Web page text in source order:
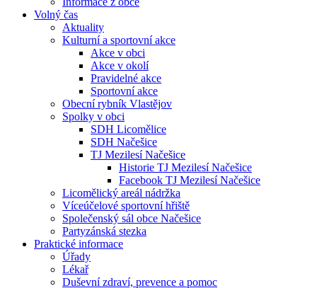
Volný čas
Aktuality
Kulturní a sportovní akce
Akce v obci
Akce v okolí
Pravidelné akce
Sportovní akce
Obecní rybník Vlastějov
Spolky v obci
SDH Licomělice
SDH Načešice
TJ Mezilesí Načešice
Historie TJ Mezilesí Načešice
Facebook TJ Mezilesí Načešice
Licomělický areál nádržka
Víceúčelové sportovní hřiště
Společenský sál obce Načešice
Partyzánská stezka
Praktické informace
Úřady
Lékař
Duševní zdraví, prevence a pomoc